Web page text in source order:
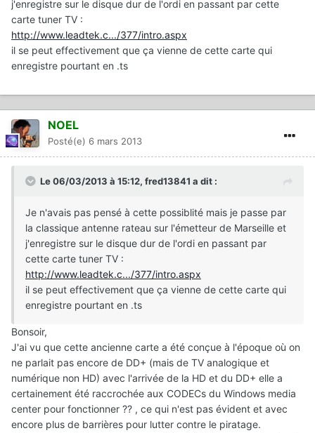
j'enregistre sur le disque dur de l'ordi en passant par cette
carte tuner TV :
http://www.leadtek.c.../377/intro.aspx
il se peut effectivement que ça vienne de cette carte qui
enregistre pourtant en .ts
NOEL
Posté(e) 6 mars 2013
Le 06/03/2013 à 15:12, fred13841 a dit :
Je n'avais pas pensé à cette possiblité mais je passe par
la classique antenne rateau sur l'émetteur de Marseille et
j'enregistre sur le disque dur de l'ordi en passant par
cette carte tuner TV :
http://www.leadtek.c.../377/intro.aspx
il se peut effectivement que ça vienne de cette carte qui
enregistre pourtant en .ts
Bonsoir,
J'ai vu que cette ancienne carte a été conçue à l'époque où on
ne parlait pas encore de DD+ (mais de TV analogique et
numérique non HD) avec l'arrivée de la HD et du DD+ elle a
certainement été raccrochée aux CODECs du Windows media
center pour fonctionner ?? , ce qui n'est pas évident et avec
encore plus de barrières pour lutter contre le piratage.